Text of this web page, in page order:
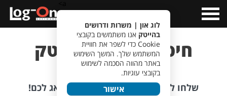
Menu
חיפוש משרות הייטק
לא מוצאים משרה מתאימה?
שלחו לנו קורות חיים, אנחנו כבר נדאג לכם!
לוג און | משרות ודרושים
בהייטק אנו משתמשים בקובצי
Cookie כדי לשפר את חוויית
המשתמש שלך. המשך השימוש
באתר מהווה הסכמה לשימוש
בקובצי עוגיות.
אישור